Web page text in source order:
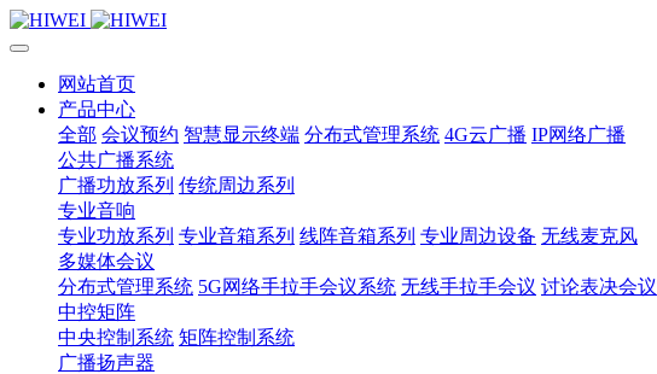
网站首页
产品中心
全部 会议预约 智慧显示终端 分布式管理系统 4G云广播 IP网络广播
公共广播系统
广播功放系列 传统周边系列
专业音响
专业功放系列 专业音箱系列 线阵音箱系列 专业周边设备 无线麦克风
多媒体会议
分布式管理系统 5G网络手拉手会议系统 无线手拉手会议 讨论表决会议
中控矩阵
中央控制系统 矩阵控制系统
广播扬声器